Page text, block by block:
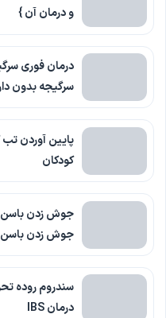
و درمان آن }
درمان فوری
سرگیجه بدون
پایین آوردن
کودکان
جوش زدن باسن
جوش زدن باسن
سندروم روده
درمان IBS